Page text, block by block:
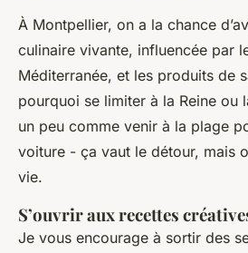
À Montpellier, on a la chance
culinaire vivante, influencée par
Méditerranée, et les produits de
pourquoi se limiter à la Reine ou
un peu comme venir à la plage
voiture - ça vaut le détour, mais
vie.
S’ouvrir aux recettes
Je vous encourage à sortir des